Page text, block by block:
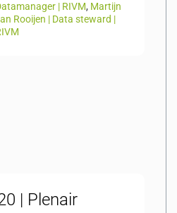
| RIVM, Martijn
Rooijen | Data steward |
| Plenair